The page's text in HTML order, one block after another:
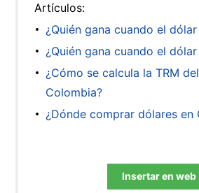
Artículos:
¿Quién gana cuando el
¿Quién gana cuando el
¿Cómo se calcula la TRM
Colombia?
¿Dónde comprar dólares en
Insertar en web